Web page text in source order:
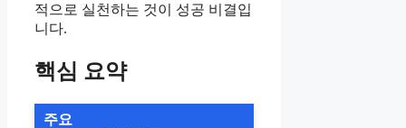
적으로 실천하는 것이 성공 비결입
니다.
핵심 요약
주요